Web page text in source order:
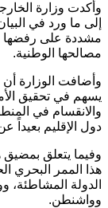
وأكدت وزارة
إلى ما ورد في
مشددة على رفضها
مصالحها الوطنية.
وأضافت الوزارة
يسهم في تحقيق
والانقسام في
دول الإقليم بعيداً
وفيما يتعلق بمضيق
هذا الممر البحري
الدولة المشاطئة،
وواشنطن.